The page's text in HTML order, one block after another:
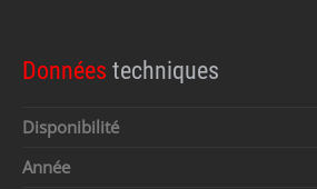
Données techniques
Disponibilité
Année